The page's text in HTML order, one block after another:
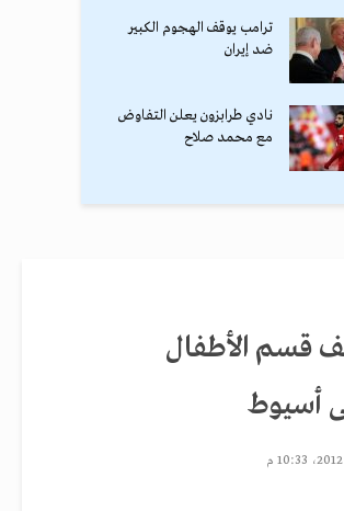
ترامب يوقف الهجوم الكبير
ضد إيران
نادي طرابزون يعلن التفاوض
مع محمد صلاح
قسم الأطفال
أسيوط